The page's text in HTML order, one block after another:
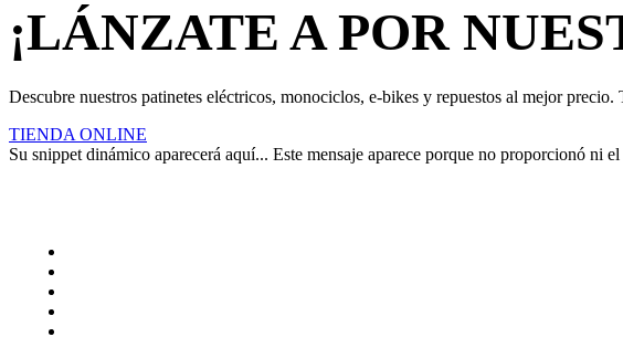
¡LÁNZATE A POR
Descubre nuestros patinetes eléctricos, monociclos, e-bikes y repuestos al mejor
TIENDA ONLINE
Su snippet dinámico aparecerá aquí... Este mensaje aparece porque no proporcionó ni